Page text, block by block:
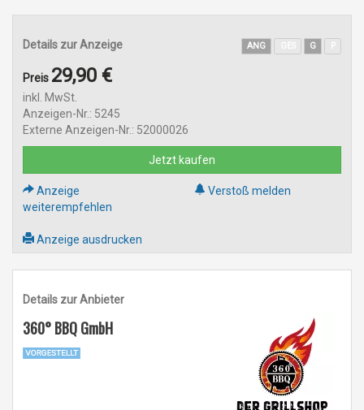
Details zur Anzeige ANG G
Preis 29,90 €
inkl. MwSt.
Anzeigen-Nr.: 5245
Externe Anzeigen-Nr.: 52000026
Jetzt kaufen
Anzeige
weiterempfehlen
Verstoß melden
Anzeige ausdrucken
Details zur Anbieter
360° BBQ GmbH